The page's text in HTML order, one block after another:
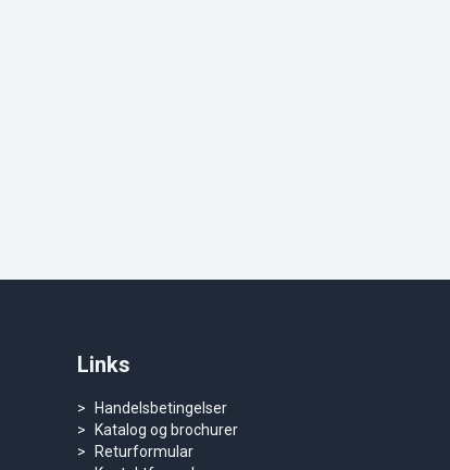
Links
Handelsbetingelser
Katalog og brochurer
Returformular